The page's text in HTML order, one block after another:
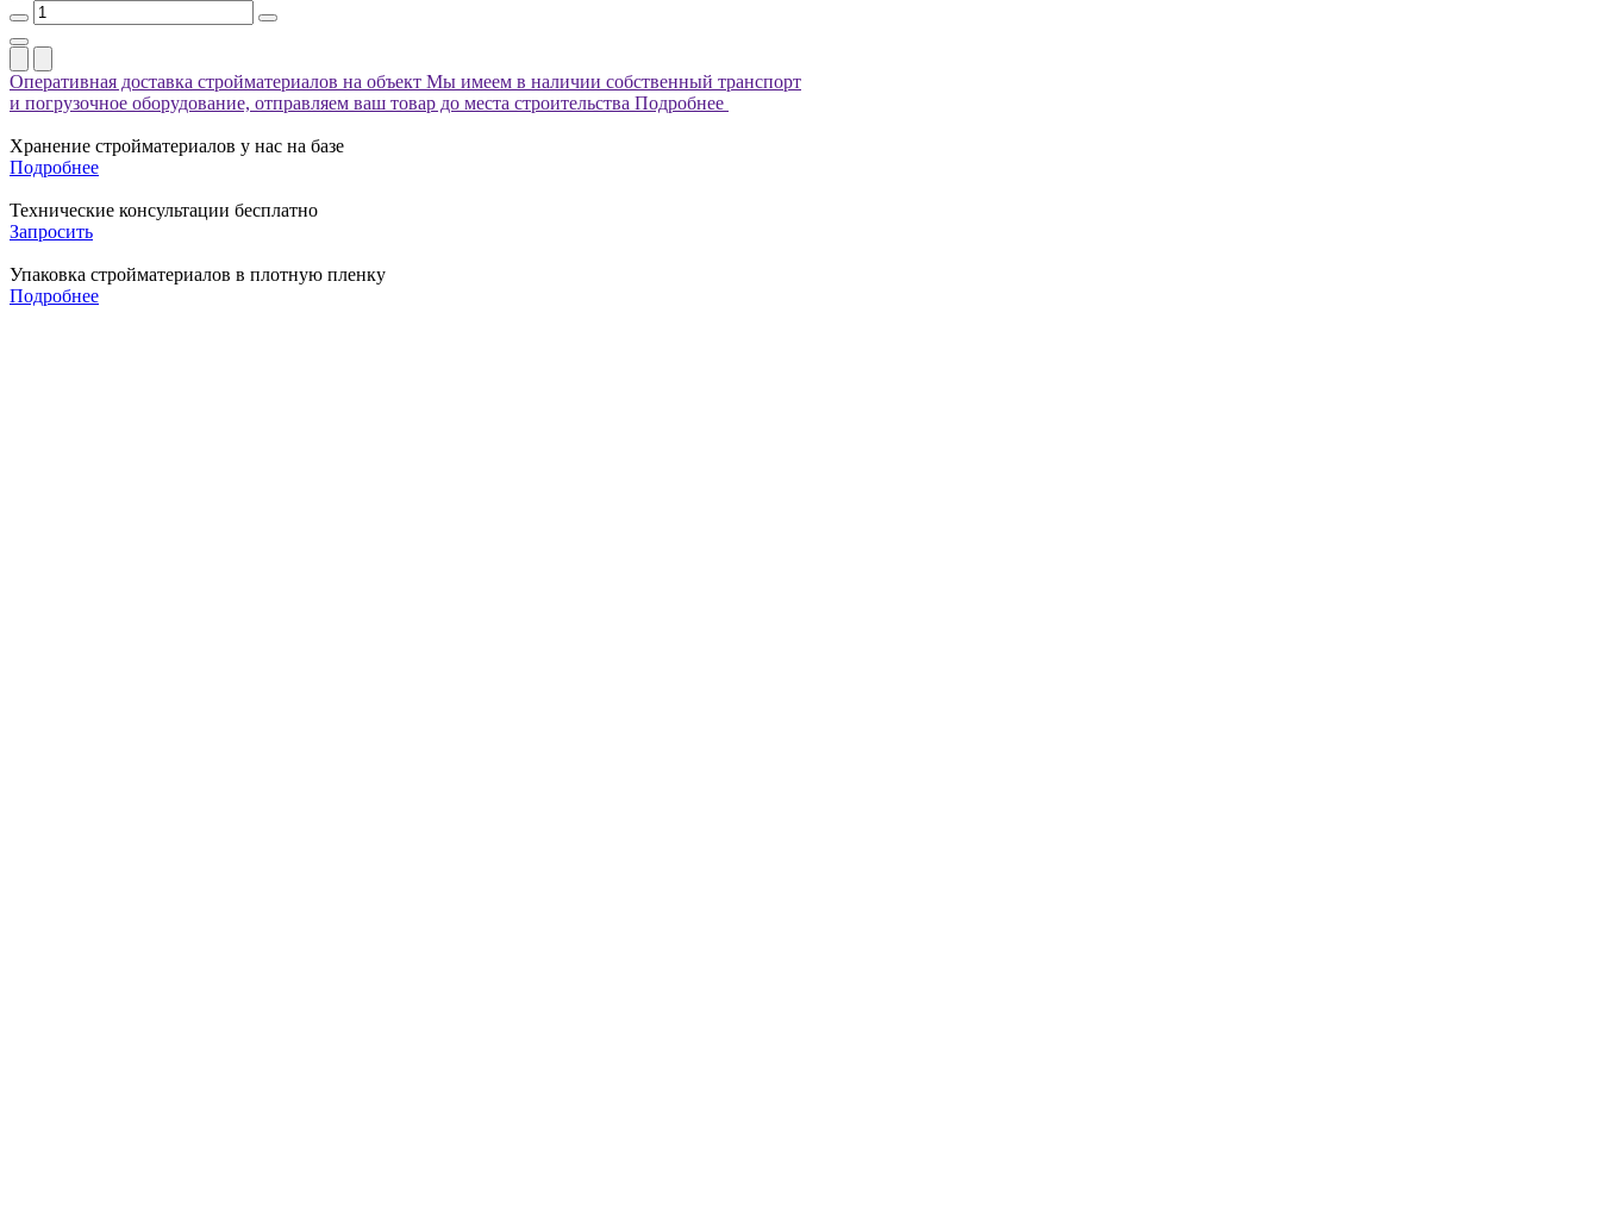
Оперативная доставка стройматериалов на объект Мы имеем в наличии собственный транспорт
и погрузочное оборудование, отправляем ваш товар до места строительства Подробнее
Хранение стройматериалов у нас на базе
Подробнее
Технические консультации бесплатно
Запросить
Упаковка стройматериалов в плотную пленку
Подробнее